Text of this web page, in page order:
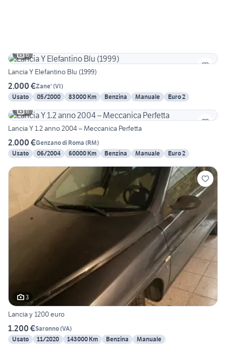
6
Lancia Y Elefantino Blu (1999)
2.000 €Zane' (VI)
Usato
05/2000 83000 Km Benzina Manuale
Euro 2
6
Lancia Y 1.2 anno 2004 – Meccanica Perfetta
2.000 €Genzano di Roma (RM)
Usato
06/2004 60000 Km Benzina Manuale Euro 2
3
Lancia y 1200 euro
1.200 €Saronno(VA)
Usato
11/2020 143000 Km Benzina Manuale